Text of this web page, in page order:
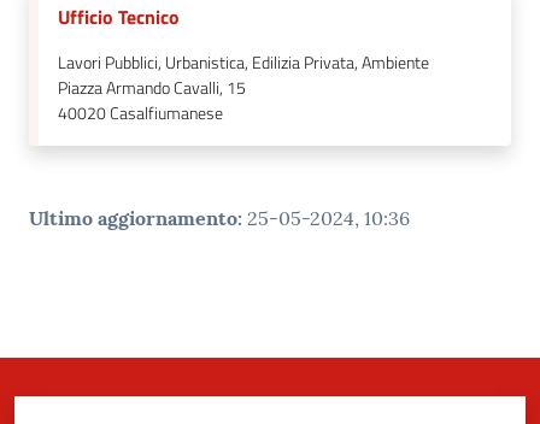
Ufficio Tecnico
Lavori Pubblici, Urbanistica, Edilizia Privata, Ambiente
Piazza Armando Cavalli, 15
40020Casalfiumanese
Ultimo aggiornamento: 25-05-2024, 10:36